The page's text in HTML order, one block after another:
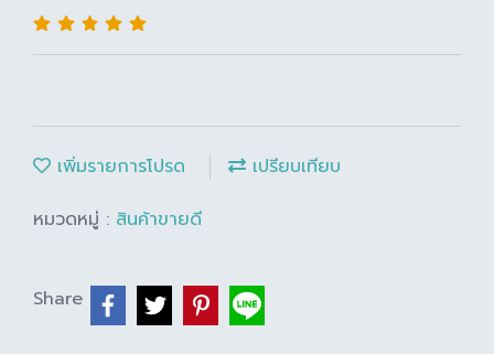
เพิ่มรายการโปรด
เปรียบเทียบ
หมวดหมู่ : สินค้าขายดี
Share